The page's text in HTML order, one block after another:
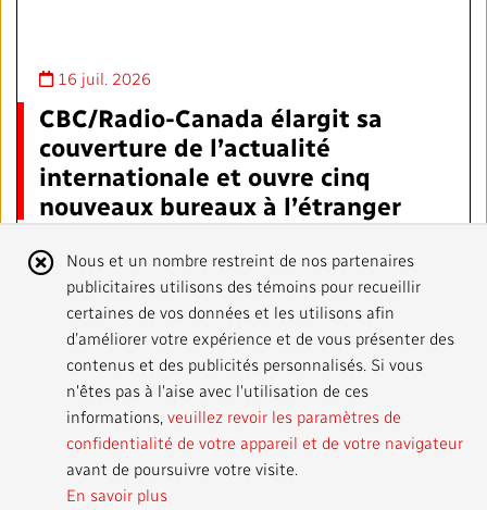
16 juil. 2026
CBC/Radio-Canada élargit sa
couverture de l’actualité
internationale et ouvre cinq
nouveaux bureaux à l’étranger
Canada postera des journalistes àPékin, Jérusalem,
Los Angeles et Mexico.L’ouverture d’un bureau est
également prévue en Europe, dont l’emplacement
sera déterminé ultérieurement.
ANNONCES
Avis
sur
les
cookies
Nous et un nombre restreint de nos partenaires
publicitaires utilisons des témoins pour recueillir
certaines de vos données et les utilisons afin
d’améliorer votre expérience et de vous présenter des
contenus et des publicités personnalisés. Si vous
n'êtes pas à l'aise avec l'utilisation de ces
informations, veuillez revoir les paramètres de
confidentialité de votre appareil et de votre navigateur
avant de poursuivre votre visite.
En savoir plus